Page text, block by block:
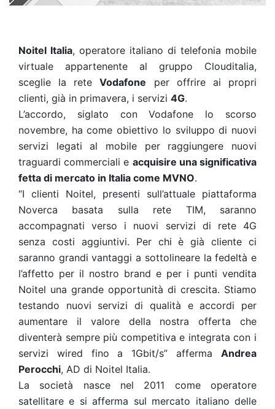
Noitel Italia, operatore italiano di telefonia mobile
virtuale appartenente al gruppo Clouditalia,
sceglie la reteVodafone per offrire ai propri
clienti, già in primavera, i servizi 4G.
L’accordo, siglato con Vodafone lo scorso
novembre, ha come obiettivo lo sviluppo di nuovi
servizi legati al mobile per raggiungere nuovi
traguardi commerciali e acquisire una significativa
fetta di mercato in Italia come MVNO.
“I clienti Noitel, presenti sull’attuale piattaforma
Noverca basata sulla rete TIM, saranno
accompagnati verso i nuovi servizi di rete 4G
senza costi aggiuntivi. Per chi è già cliente ci
saranno grandi vantaggi a sottolineare la fedeltà e
l’affetto per il nostro brand e per i punti vendita
Noitel una grande opportunità di crescita. Stiamo
testando nuovi servizi di qualità e accordi per
aumentare il valore della nostra offerta che
diventerà sempre più competitiva e integrata con i
servizi wired fino a 1Gbit/s” afferma Andrea
Perocchi, AD di Noitel Italia.
La società nasce nel 2011 come operatore
satellitare e si afferma sul mercato italiano delle